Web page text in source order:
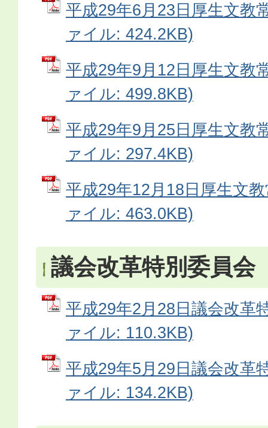
平成29年6月23日厚生文教
ァイル: 424.2KB)
平成29年9月12日厚生文教
ァイル: 499.8KB)
平成29年9月25日厚生文教
ァイル: 297.4KB)
平成29年12月18日厚生文
ァイル: 463.0KB)
議会改革特別委員会
平成29年2月28日議会改革
ァイル: 110.3KB)
平成29年5月29日議会改革
ァイル: 134.2KB)